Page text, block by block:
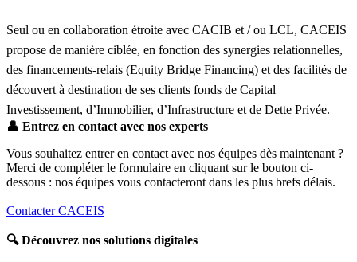
Seul ou en collaboration étroite avec CACIB et / ou LCL, CACEIS
propose de manière ciblée, en fonction des synergies relationnelles,
des financements-relais (Equity Bridge Financing) et des facilités de
découvert à destination de ses clients fonds de Capital
Investissement, d’Immobilier, d’Infrastructure et de Dette Privée.
👤 Entrez en contact avec nos experts
Vous souhaitez entrer en contact avec nos équipes dès maintenant ?
Merci de compléter le formulaire en cliquant sur le bouton ci-
dessous : nos équipes vous contacteront dans les plus brefs délais.
Contacter CACEIS
🔍Découvrez nos solutions digitales